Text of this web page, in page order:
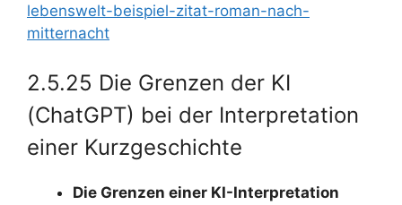
lebenswelt-beispiel-zitat-roman-nach-
mitternacht
2.5.25 Die Grenzen der KI
(ChatGPT) bei der Interpretation
einer Kurzgeschichte
Die Grenzen einer KI-Interpretation